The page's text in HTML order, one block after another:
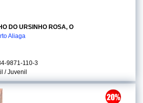
DO URSINHO ROSA, O
Aliaga
9871-110-3
/ Juvenil